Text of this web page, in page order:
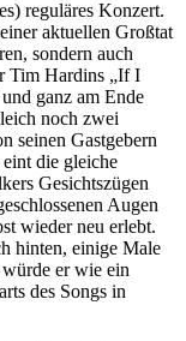
reguläres Konzert.
aktuellen Großtat
sondern auch
Tim Hardins „If I
ganz am Ende
noch zwei
seinen Gastgebern
die gleiche
Gesichtszügen
Augen
wieder neu erlebt.
hinten, einige Male
er wie ein
des Songs in